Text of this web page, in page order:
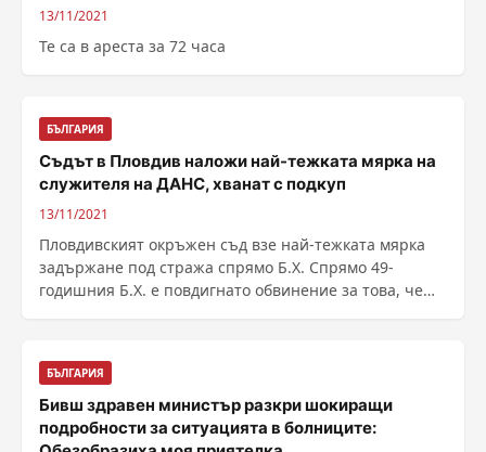
13/11/2021
Те са в ареста за 72 часа
БЪЛГАРИЯ
Съдът в Пловдив наложи най-тежката мярка на
служителя на ДАНС, хванат с подкуп
13/11/2021
Пловдивският окръжен съд взе най-тежката мярка
задържане под стража спрямо Б.Х. Спрямо 49-
годишния Б.Х. е повдигнато обвинение за това, че
БЪЛГАРИЯ
Бивш здравен министър разкри шокиращи
подробности за ситуацията в болниците: